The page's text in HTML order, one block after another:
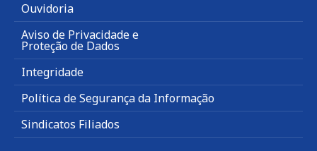
Ouvidoria
Aviso de Privacidade e
Proteção de Dados
Integridade
Política de Segurança da Informação
Sindicatos Filiados